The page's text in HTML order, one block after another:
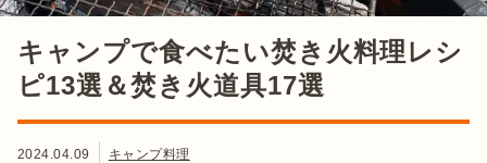
キャンプで食べたい焚き火料理レシ
ピ13選＆焚き火道具17選
2024.04.09
キャンプ料理